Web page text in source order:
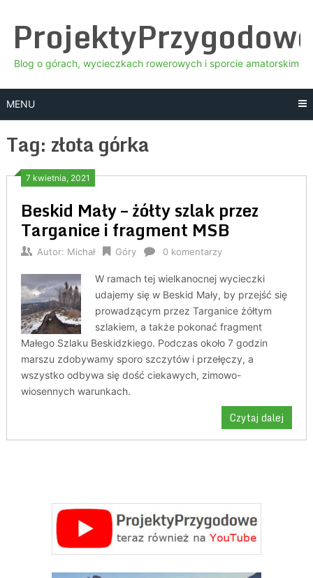
content
Blog o górach, wycieczkach rowerowych i sporcie amatorskim
MENU
Tag: złota górka
7 kwietnia, 2021
Beskid Mały – żółty szlak przez
Targanice i fragment MSB
Autor: Michał Góry 0 komentarzy
W ramach tej wielkanocnej wycieczki
udajemy się w Beskid Mały, by przejść się
prowadzącym przez Targanice żółtym
szlakiem, a także pokonać fragment
Małego Szlaku Beskidzkiego. Podczas około 7 godzin
marszu zdobywamy sporo szczytów i przełęczy, a
wszystko odbywa się dość ciekawych, zimowo-
wiosennych warunkach.
Czytaj dalej